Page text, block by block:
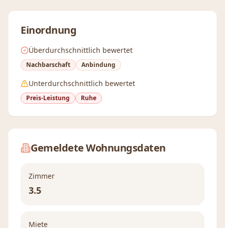
Einordnung
Überdurchschnittlich bewertet
Nachbarschaft Anbindung
Unterdurchschnittlich bewertet
Preis-Leistung Ruhe
Gemeldete Wohnungsdaten
Zimmer
3.5
Miete